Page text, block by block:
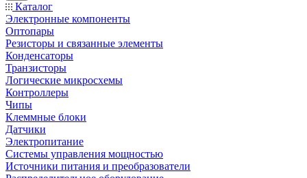
Каталог
Электронные компоненты
Оптопары
Резисторы и связанные элементы
Конденсаторы
Транзисторы
Логические микросхемы
Контроллеры
Чипы
Клеммные блоки
Датчики
Электропитание
Системы управления мощностью
Источники питания и преобразователи